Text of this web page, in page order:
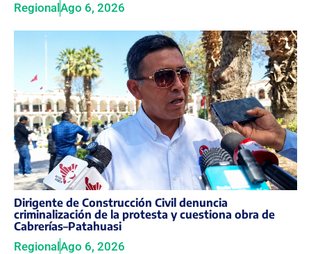
Regional Ago 6, 2026
Dirigente de Construcción Civil denuncia
criminalización de la protesta y cuestiona obra de
Cabrerías–Patahuasi
RegionalAgo 6, 2026